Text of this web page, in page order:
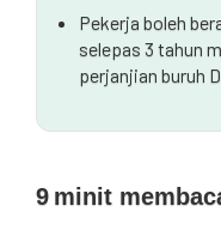
Pekerja boleh
selepas 3 tahun
perjanjian buruh
9 minit